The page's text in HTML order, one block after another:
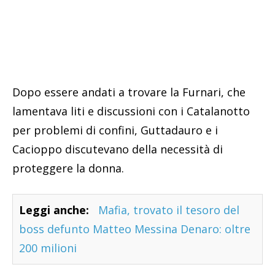
Dopo essere andati a trovare la Furnari, che
lamentava liti e discussioni con i Catalanotto
per problemi di confini, Guttadauro e i
Cacioppo discutevano della necessità di
proteggere la donna.
Leggi anche:
Mafia, trovato il tesoro del
boss defunto Matteo Messina Denaro: oltre
200 milioni